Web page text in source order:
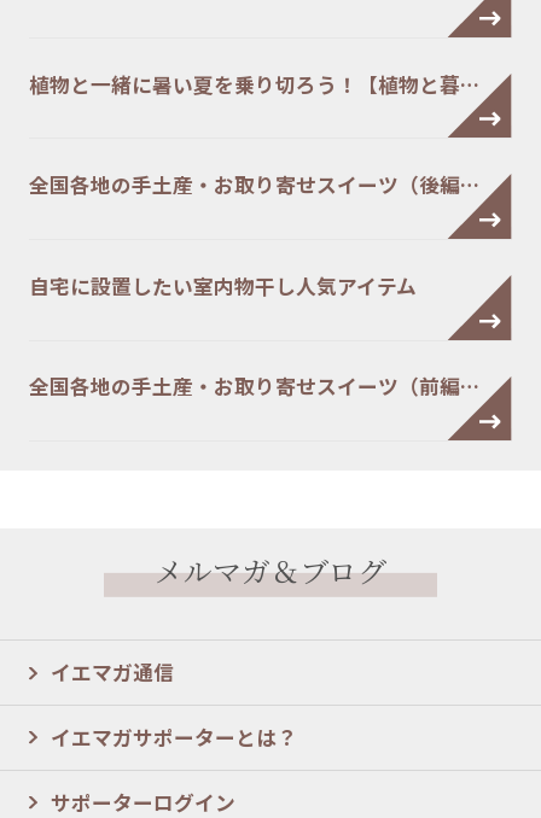
植物と一緒に暑い夏を乗り切ろう！【植物と暮…
全国各地の手土産・お取り寄せスイーツ（後編…
自宅に設置したい室内物干し人気アイテム
全国各地の手土産・お取り寄せスイーツ（前編…
メルマガ＆ブログ
イエマガ通信
イエマガサポーターとは？
サポーターログイン